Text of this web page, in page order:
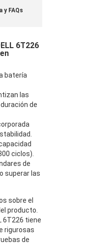
y FAQs
6T226
batería
las
de
ciclos).
de
superar las
sobre el
producto.
6T226 tiene
rigurosas
de